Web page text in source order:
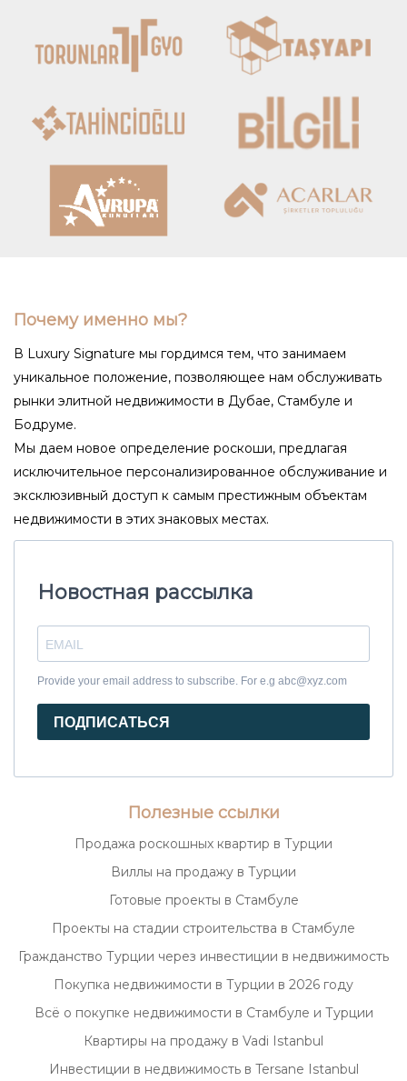
Почему именно мы?
В Luxury Signature мы гордимся тем, что занимаем
уникальное положение, позволяющее нам обслуживать
рынки элитной недвижимости в Дубае, Стамбуле и
Бодруме.
Мы даем новое определение роскоши, предлагая
исключительное персонализированное обслуживание и
эксклюзивный доступ к самым престижным объектам
недвижимости в этих знаковых местах.
Новостная рассылка
Provide your email address to subscribe. For e.g abc@xyz.com
ПОДПИСАТЬСЯ
Полезные ссылки
Продажа роскошных квартир в Турции
Виллы на продажу в Турции
Готовые проекты в Стамбуле
Проекты на стадии строительства в Стамбуле
Гражданство Турции через инвестиции в недвижимость
Покупка недвижимости в Турции в 2026 году
Всё о покупке недвижимости в Стамбуле и Турции
Квартиры на продажу в Vadi Istanbul
Инвестиции в недвижимость в Tersane Istanbul